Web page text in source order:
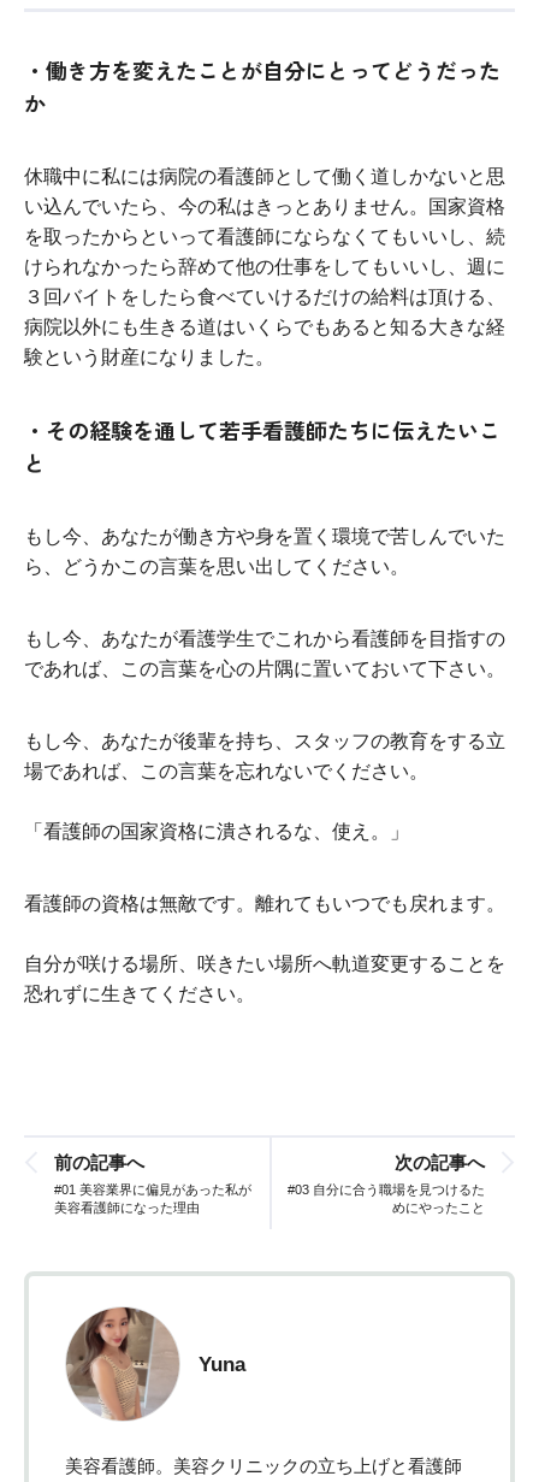
・働き方を変えたことが自分にとってどうだった
か
休職中に私には病院の看護師として働く道しかないと思
い込んでいたら、今の私はきっとありません。国家資格
を取ったからといって看護師にならなくてもいいし、続
けられなかったら辞めて他の仕事をしてもいいし、週に
３回バイトをしたら食べていけるだけの給料は頂ける、
病院以外にも生きる道はいくらでもあると知る大きな経
験という財産になりました。
・その経験を通して若手看護師たちに伝えたいこ
と
もし今、あなたが働き方や身を置く環境で苦しんでいた
ら、どうかこの言葉を思い出してください。
もし今、あなたが看護学生でこれから看護師を目指すの
であれば、この言葉を心の片隅に置いておいて下さい。
もし今、あなたが後輩を持ち、スタッフの教育をする立
場であれば、この言葉を忘れないでください。
「看護師の国家資格に潰されるな、使え。」
看護師の資格は無敵です。離れてもいつでも戻れます。
自分が咲ける場所、咲きたい場所へ軌道変更することを
恐れずに生きてください。
前の記事へ
#01 美容業界に偏見があった私が
美容看護師になった理由
次の記事へ
#03 自分に合う職場を見つけるた
めにやったこと
Yuna
美容看護師。美容クリニックの立ち上げと看護師